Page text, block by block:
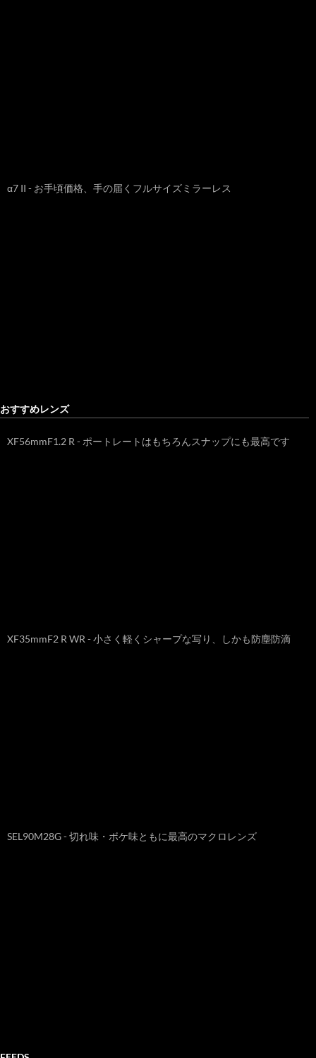
α7 II - お手頃価格、手の届くフルサイズミラーレス
おすすめレンズ
XF56mmF1.2 R - ポートレートはもちろんスナップにも最高です
XF35mmF2 R WR - 小さく軽くシャープな写り、しかも防塵防滴
SEL90M28G - 切れ味・ボケ味ともに最高のマクロレンズ